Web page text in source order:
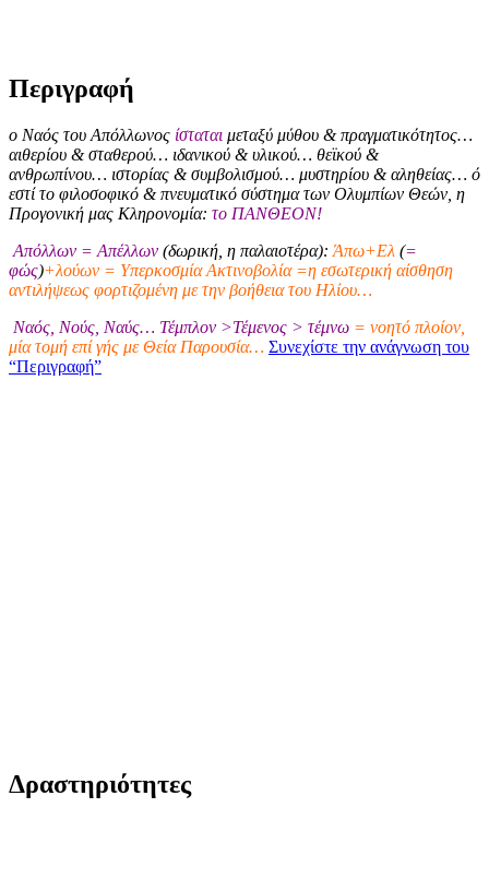
Περιγραφή
ο Ναός του Απόλλωνος ίσταται μεταξύ μύθου & πραγματικότητος…
αιθερίου & σταθερού… ιδανικού & υλικού… θεϊκού &
ανθρωπίνου… ιστορίας & συμβολισμού… μυστηρίου & αληθείας… ό
εστί το φιλοσοφικό & πνευματικό σύστημα των Ολυμπίων Θεών, η
Προγονική μας Κληρονομία: το ΠΑΝΘΕΟΝ!
Απόλλων = Απέλλων (δωρική, η παλαιοτέρα): Άπω+Ελ (=
φώς)+λούων = Υπερκοσμία Ακτινοβολία =η εσωτερική αίσθηση
αντιλήψεως φορτιζομένη με την βοήθεια του Ηλίου…
Ναός, Νούς, Ναύς… Τέμπλον >Τέμενος > τέμνω = νοητό πλοίον,
μία τομή επί γής με Θεία Παρουσία… Συνεχίστε την ανάγνωση του
“Περιγραφή”
Δραστηριότητες